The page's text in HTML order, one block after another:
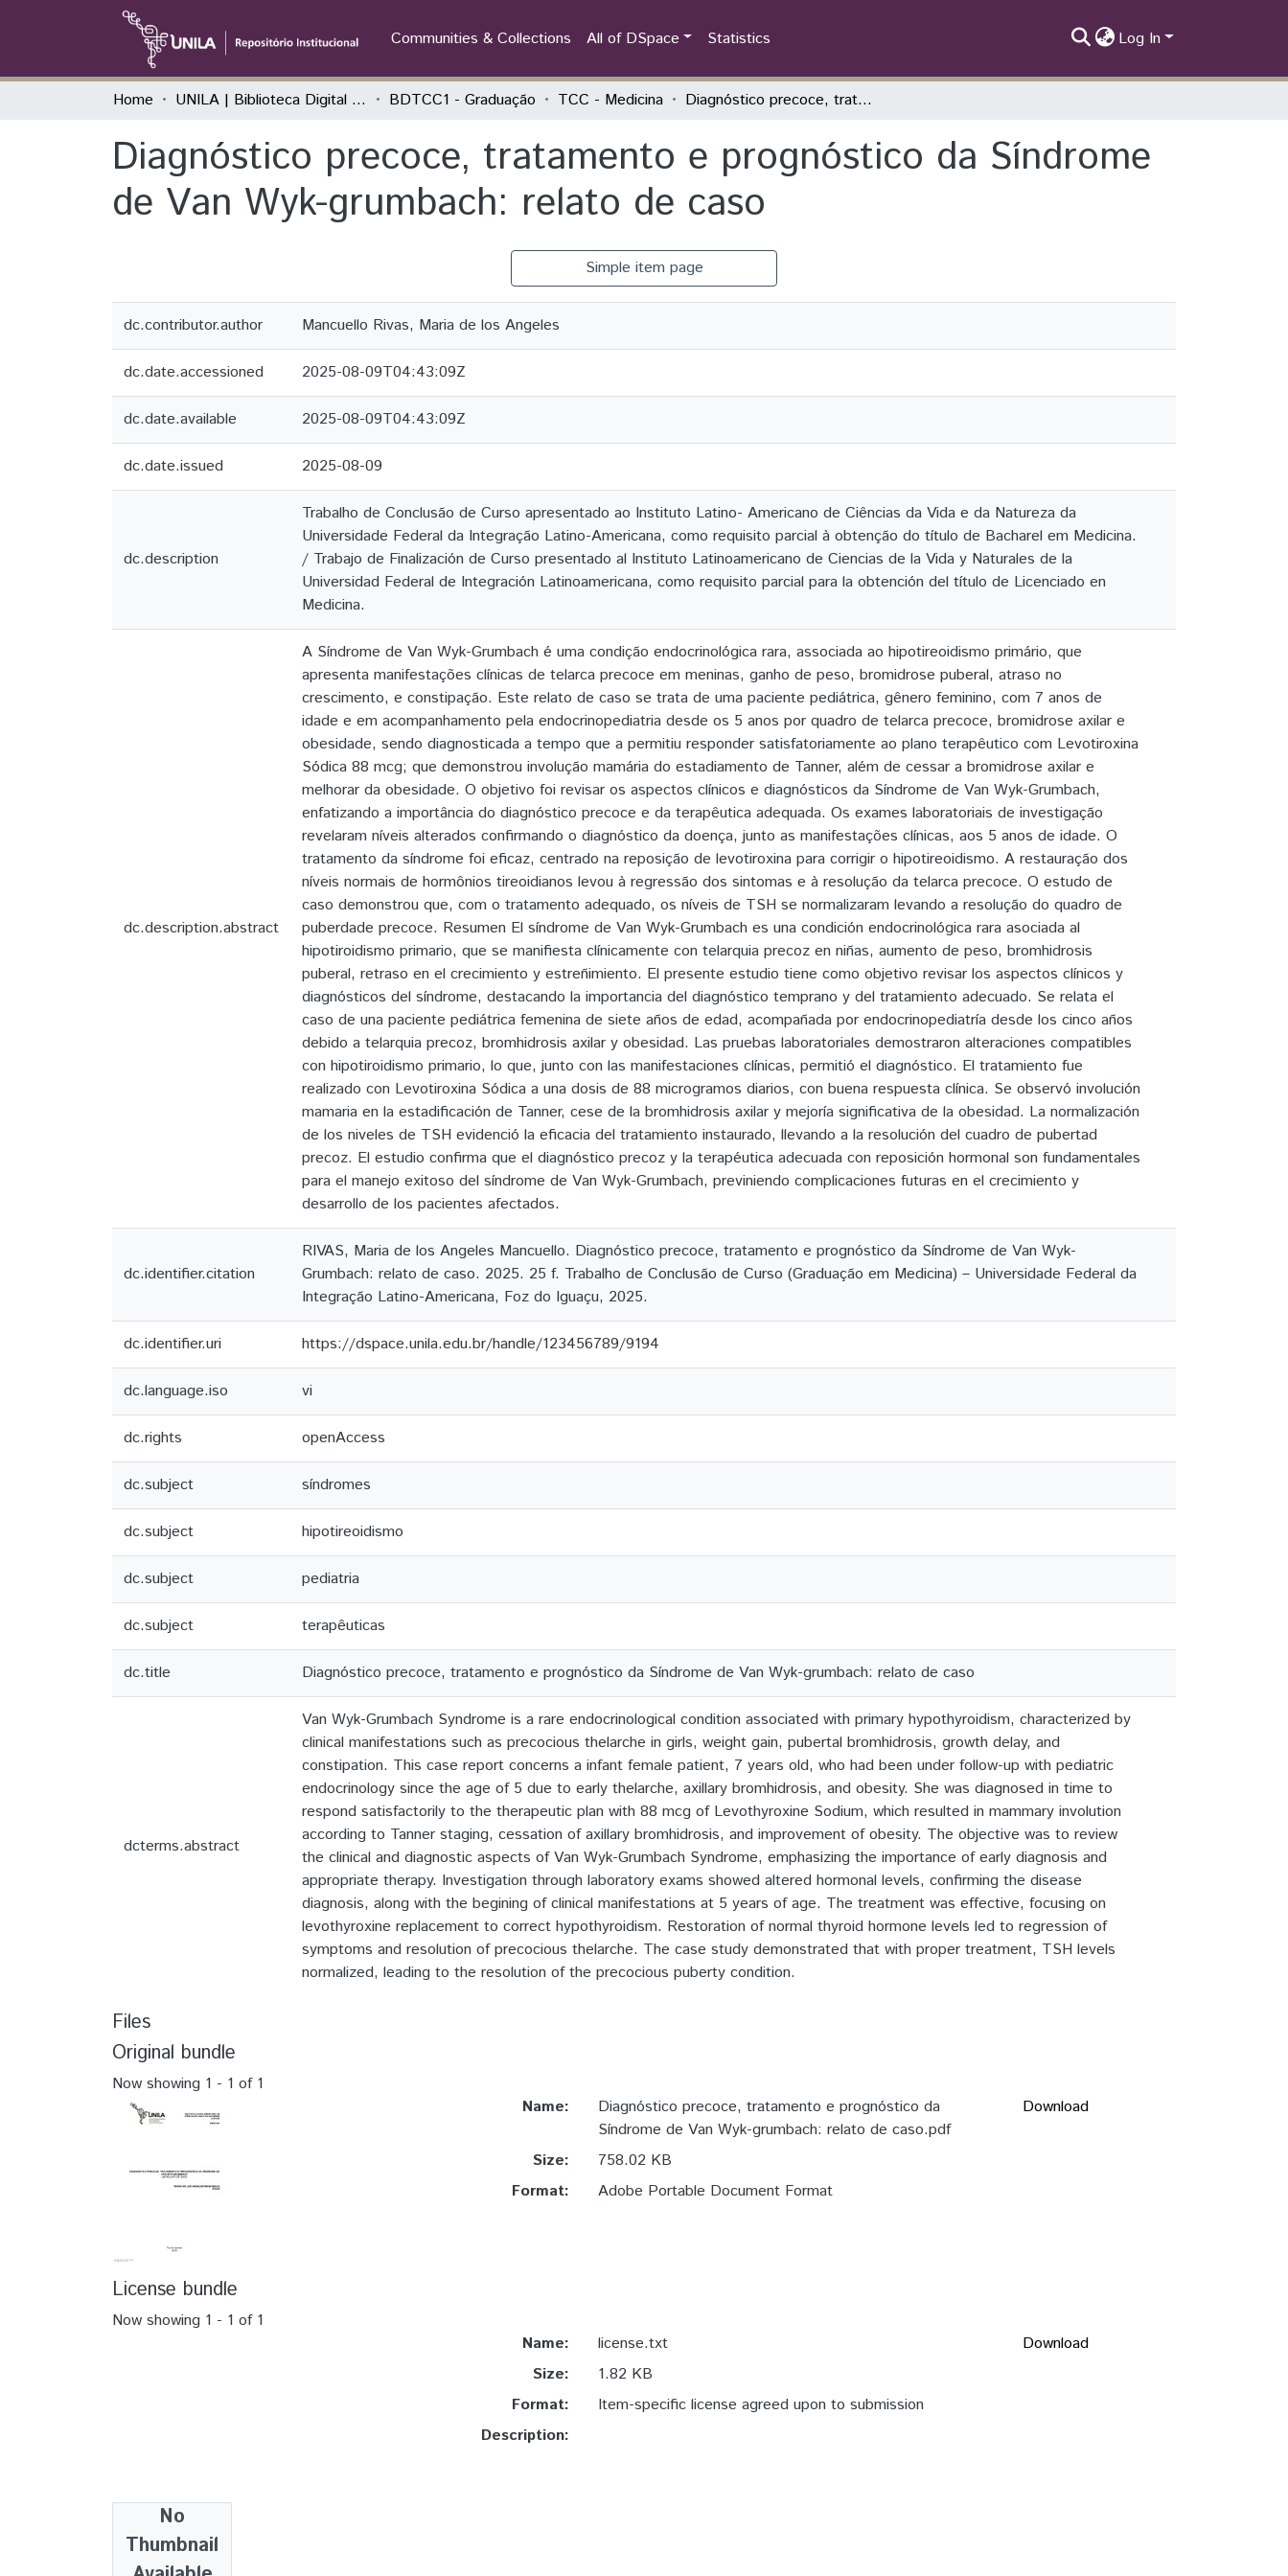
Communities & Collections All of DSpace Statistics Log In
Home UNILA | Biblioteca Digital de Trabalhos de Conclusão de Curso BDTCC1 - Graduação TCC - Medicina Diagnóstico precoce, tratamento e prognóstico da Síndrome de Van Wyk-grumbach: relato de caso
Diagnóstico precoce, tratamento e prognóstico da Síndrome
de Van Wyk-grumbach: relato de caso
Simple item page
dc.contributor.author Mancuello Rivas, Maria de los Angeles
dc.date.accessioned 2025-08-09T04:43:09Z
dc.date.available 2025-08-09T04:43:09Z
dc.date.issued 2025-08-09
dc.description
Trabalho de Conclusão de Curso apresentado ao Instituto Latino- Americano de Ciências da Vida e da Natureza da
Universidade Federal da Integração Latino-Americana, como requisito parcial à obtenção do título de Bacharel em Medicina.
/ Trabajo de Finalización de Curso presentado al Instituto Latinoamericano de Ciencias de la Vida y Naturales de la
Universidad Federal de Integración Latinoamericana, como requisito parcial para la obtención del título de Licenciado en
Medicina.
dc.description.abstract
A Síndrome de Van Wyk-Grumbach é uma condição endocrinológica rara, associada ao hipotireoidismo primário, que
apresenta manifestações clínicas de telarca precoce em meninas, ganho de peso, bromidrose puberal, atraso no
crescimento, e constipação. Este relato de caso se trata de uma paciente pediátrica, gênero feminino, com 7 anos de
idade e em acompanhamento pela endocrinopediatria desde os 5 anos por quadro de telarca precoce, bromidrose axilar e
obesidade, sendo diagnosticada a tempo que a permitiu responder satisfatoriamente ao plano terapêutico com Levotiroxina
Sódica 88 mcg; que demonstrou involução mamária do estadiamento de Tanner, além de cessar a bromidrose axilar e
melhorar da obesidade. O objetivo foi revisar os aspectos clínicos e diagnósticos da Síndrome de Van Wyk-Grumbach,
enfatizando a importância do diagnóstico precoce e da terapêutica adequada. Os exames laboratoriais de investigação
revelaram níveis alterados confirmando o diagnóstico da doença, junto as manifestações clínicas, aos 5 anos de idade. O
tratamento da síndrome foi eficaz, centrado na reposição de levotiroxina para corrigir o hipotireoidismo. A restauração dos
níveis normais de hormônios tireoidianos levou à regressão dos sintomas e à resolução da telarca precoce. O estudo de
caso demonstrou que, com o tratamento adequado, os níveis de TSH se normalizaram levando a resolução do quadro de
puberdade precoce. Resumen El síndrome de Van Wyk-Grumbach es una condición endocrinológica rara asociada al
hipotiroidismo primario, que se manifiesta clínicamente con telarquia precoz en niñas, aumento de peso, bromhidrosis
puberal, retraso en el crecimiento y estreñimiento. El presente estudio tiene como objetivo revisar los aspectos clínicos y
diagnósticos del síndrome, destacando la importancia del diagnóstico temprano y del tratamiento adecuado. Se relata el
caso de una paciente pediátrica femenina de siete años de edad, acompañada por endocrinopediatría desde los cinco años
debido a telarquia precoz, bromhidrosis axilar y obesidad. Las pruebas laboratoriales demostraron alteraciones compatibles
con hipotiroidismo primario, lo que, junto con las manifestaciones clínicas, permitió el diagnóstico. El tratamiento fue
realizado con Levotiroxina Sódica a una dosis de 88 microgramos diarios, con buena respuesta clínica. Se observó involución
mamaria en la estadificación de Tanner, cese de la bromhidrosis axilar y mejoría significativa de la obesidad. La normalización
de los niveles de TSH evidenció la eficacia del tratamiento instaurado, llevando a la resolución del cuadro de pubertad
precoz. El estudio confirma que el diagnóstico precoz y la terapéutica adecuada con reposición hormonal son fundamentales
para el manejo exitoso del síndrome de Van Wyk-Grumbach, previniendo complicaciones futuras en el crecimiento y
desarrollo de los pacientes afectados.
dc.identifier.citation
RIVAS, Maria de los Angeles Mancuello. Diagnóstico precoce, tratamento e prognóstico da Síndrome de Van Wyk-
Grumbach: relato de caso. 2025. 25 f. Trabalho de Conclusão de Curso (Graduação em Medicina) – Universidade Federal da
Integração Latino-Americana, Foz do Iguaçu, 2025.
dc.identifier.uri https://dspace.unila.edu.br/handle/123456789/9194
dc.language.iso vi
dc.rights openAccess
dc.subject síndromes
dc.subject hipotireoidismo
dc.subject pediatria
dc.subject terapêuticas
dc.title Diagnóstico precoce, tratamento e prognóstico da Síndrome de Van Wyk-grumbach: relato de caso
dcterms.abstract
Van Wyk-Grumbach Syndrome is a rare endocrinological condition associated with primary hypothyroidism, characterized by
clinical manifestations such as precocious thelarche in girls, weight gain, pubertal bromhidrosis, growth delay, and
constipation. This case report concerns a infant female patient, 7 years old, who had been under follow-up with pediatric
endocrinology since the age of 5 due to early thelarche, axillary bromhidrosis, and obesity. She was diagnosed in time to
respond satisfactorily to the therapeutic plan with 88 mcg of Levothyroxine Sodium, which resulted in mammary involution
according to Tanner staging, cessation of axillary bromhidrosis, and improvement of obesity. The objective was to review
the clinical and diagnostic aspects of Van Wyk-Grumbach Syndrome, emphasizing the importance of early diagnosis and
appropriate therapy. Investigation through laboratory exams showed altered hormonal levels, confirming the disease
diagnosis, along with the begining of clinical manifestations at 5 years of age. The treatment was effective, focusing on
levothyroxine replacement to correct hypothyroidism. Restoration of normal thyroid hormone levels led to regression of
symptoms and resolution of precocious thelarche. The case study demonstrated that with proper treatment, TSH levels
normalized, leading to the resolution of the precocious puberty condition.
Files
Original bundle
Now showing 1 - 1 of 1
Name:
Diagnóstico precoce, tratamento e prognóstico da
Síndrome de Van Wyk-grumbach: relato de caso.pdf
Size:
758.02 KB
Format:
Adobe Portable Document Format
Download
License bundle
Now showing 1 - 1 of 1
No
Thumbnail
Name:
license.txt
Size:
1.82 KB
Format:
Item-specific license agreed upon to submission
Description:
Download
Collections
TCC - Medicina